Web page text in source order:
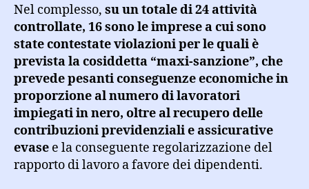
Nel complesso, su un totale di 24 attività
controllate, 16 sono le imprese a cui sono
state contestate violazioni per le quali è
prevista la cosiddetta “maxi-sanzione”, che
prevede pesanti conseguenze economiche in
proporzione al numero di lavoratori
impiegati in nero, oltre al recupero delle
contribuzioni previdenziali e assicurative
evase e la conseguente regolarizzazione del
rapporto di lavoro a favore dei dipendenti.